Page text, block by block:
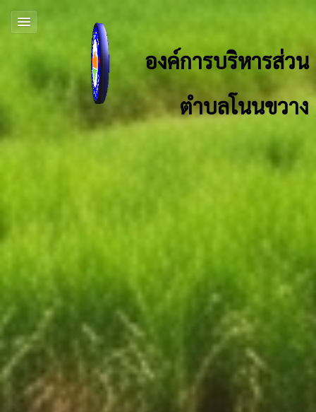
องค์การบริหารส่วน
ตำบลโนนขวาง